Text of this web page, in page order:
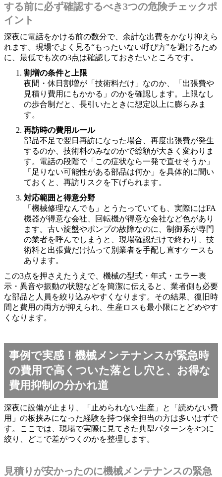
する前に必ず確認するべき3つの危険チェックポ
イント
深夜に電話をかける前の数分で、余計な出費をかなり抑えら
れます。現場でよく見る“もったいない呼び方”を避けるため
に、最低でも次の3点は確認しておきたいところです。
割増の条件と上限
夜間・休日割増が「技術料だけ」なのか、「出張費や
見積り費用にもかかる」のかを確認します。上限なし
の歩合制だと、長引いたときに想定以上に膨らみま
す。
再訪時の費用ルール
部品不足で翌日再訪になった場合、再度出張費が発生
するのか、技術料のみなのかで総額が大きく変わりま
す。電話の段階で「この症状なら一発で直せそうか」
「足りない可能性がある部品は何か」を具体的に聞い
ておくと、再訪リスクを下げられます。
対応範囲と得意分野
「機械修理なんでも」とうたっていても、実際にはFA
機器が得意な会社、回転機が得意な会社など色があり
ます。古い旋盤やポンプの故障なのに、制御系が専門
の業者を呼んでしまうと、現場確認だけで終わり、技
術料と出張費だけ払って別業者を手配し直すケースも
あります。
この3点を押さえたうえで、機械の型式・年式・エラー表
示・異音や振動の状態などを簡潔に伝えると、業者側も必要
な部品と人員を絞り込みやすくなります。その結果、復旧時
間と費用の両方が抑えられ、生産ロスも最小限にとどめやす
くなります。
事例で実感！機械メンテナンスが緊急時
の費用で高くついた落とし穴と、お得な
費用抑制の分かれ道
深夜に設備が止まり、「止められない生産」と「読めない費
用」の板挟みになった経験を持つ保全担当の方は多いはずで
す。ここでは、現場で実際に見てきた典型パターンを3つに
絞り、どこで差がつくのかを整理します。
見積りが安かったのに機械メンテナンスの緊急